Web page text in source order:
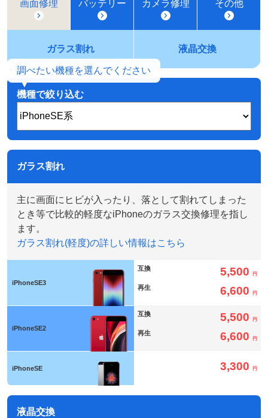
画面修理 バッテリー カメラ修理 その他
ガラス割れ 液晶交換
機種で絞り込む
ガラス割れ
主に画面にヒビが入ったり、落として割れてしまった
とき等で比較的軽度なiPhoneのガラス交換修理を指し
ます。
ガラス割れ(軽度)の詳しい情報はこちら
iPhoneSE3
互換 5,500 円
再生 6,600 円
iPhoneSE2
互換 5,500 円
再生 6,600 円
iPhoneSE 3,300 円
液晶交換